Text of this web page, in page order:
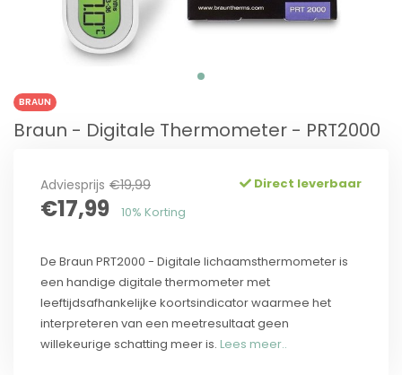
BRAUN
Braun - Digitale Thermometer - PRT2000
Adviesprijs €19,99
€17,99 10% Korting
Direct leverbaar
De Braun PRT2000 - Digitale lichaamsthermometer is
een handige digitale thermometer met
leeftijdsafhankelijke koortsindicator waarmee het
interpreteren van een meetresultaat geen
willekeurige schatting meer is. Lees meer..